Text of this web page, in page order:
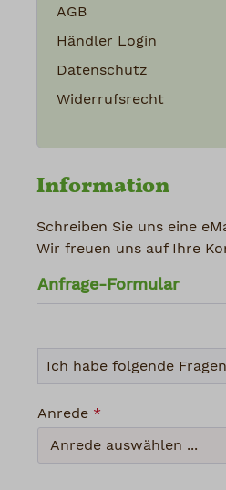
AGB
Händler Login
Datenschutz
Widerrufsrecht
Information
Schreiben Sie uns eine
Wir freuen uns auf Ihre
Anfrage-Formular
Anrede *